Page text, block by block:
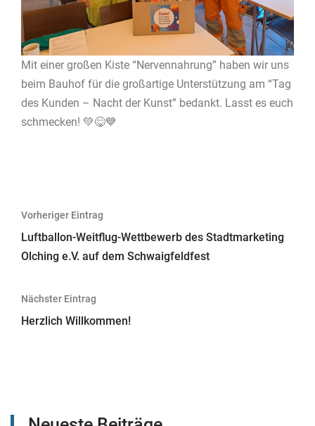
Mit einer großen Kiste “Nervennahrung” haben wir uns
beim Bauhof für die großartige Unterstützung am “Tag
des Kunden – Nacht der Kunst” bedankt. Lasst es euch
schmecken! 💚😋💙
Beitragsnavigation
Vorheriger Eintrag
Luftballon-Weitflug-Wettbewerb des Stadtmarketing
Olching e.V. auf dem Schwaigfeldfest
Nächster Eintrag
Herzlich Willkommen!